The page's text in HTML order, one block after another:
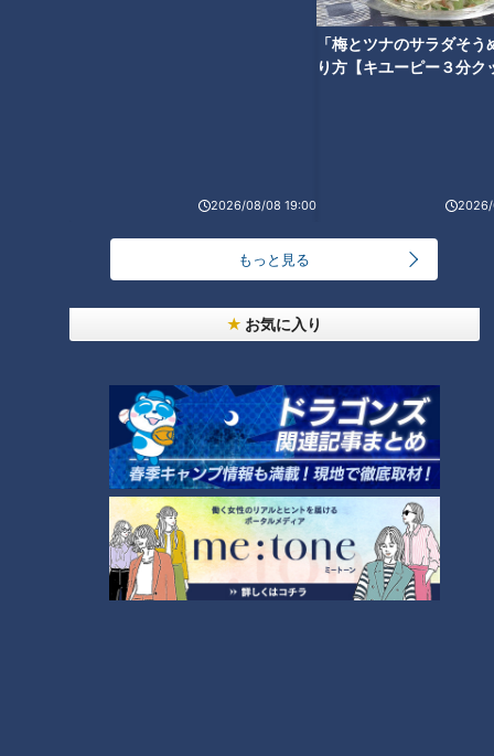
2026/08/08 19:00
「梅とツナのサラダそう
り方【キユーピー３分ク
2026/
もっと見る
お気に入り
警察庁は、人里に入って来たクマに対して、警察官がライフル
の数も限られている上に、高齢化も進んでいる。政府は、これ
までは「関係省庁連絡会議」だった組織を「関係閣僚会議」に
格上げして、防衛省など出席メンバーも拡充した。クマ被害対
策を総合的にまとめていく。まさに“国家を挙げて”の事態であ
クマの実態調査を！
環境省によると、全国各地に生息するツキノワグマの数は、お
よそ４万２，０００頭と見られる。しかし、実際は２万頭から
５万頭と、その数には幅があるという。要するに、クマの正確
な現状は「把握し切れていない」のである。猛暑によって好物